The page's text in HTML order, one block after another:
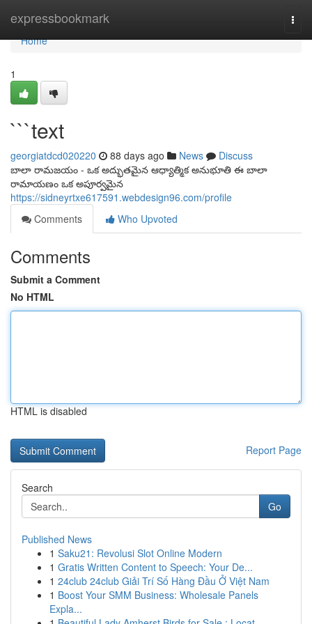
expressbookmark
Home
Home
1
```text
georgiatdcd020220 88 days ago News
Discuss
బాలా రామజయం - ఒక అద్భుతమైన ఆధ్యాత్మిక అనుభూతి ఈ బాలా
రామాయణం ఒక అపూర్వమైన
https://sidneyrtxe617591.webdesign96.com/profile
Comments
Who Upvoted
Comments
Submit a Comment
No HTML
HTML is disabled
Report Page
Search
Go
Published News
1 Saku21: Revolusi Slot Online Modern
1 Gratis Written Content to Speech: Your De...
1 24club 24club Giải Trí Số Hàng Đầu Ở Việt Nam
1 Boost Your SMM Business: Wholesale Panels
Expla...